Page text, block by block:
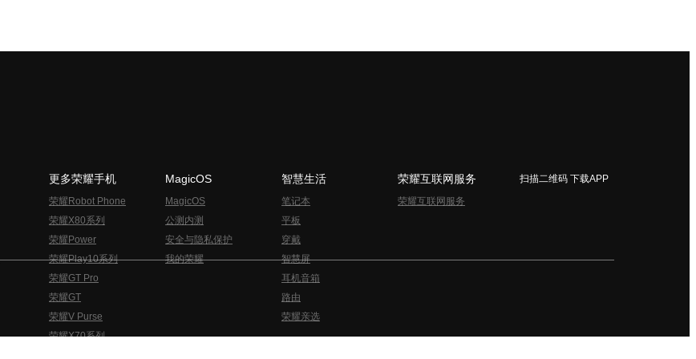
更多荣耀手机
荣耀Robot Phone
荣耀X80系列
荣耀Power
荣耀Play10系列
荣耀GT Pro
荣耀GT
荣耀V Purse
荣耀X70系列
MagicOS
MagicOS
公测内测
安全与隐私保护
我的荣耀
智慧生活
笔记本
平板
穿戴
智慧屏
耳机音箱
路由
荣耀亲选
荣耀互联网服务
荣耀互联网服务
扫描二维码 下载APP